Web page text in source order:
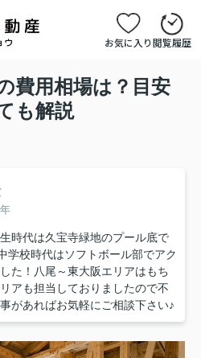
お気に入り閲覧履歴
費用相場は？目安
も解説
時代は久宝寺緑地のプール底で
学校時代はソフトボール部でアク
た！八尾～東大阪エリアはもち
アも担当しておりましたので不
があればお気軽にご相談下さい♪